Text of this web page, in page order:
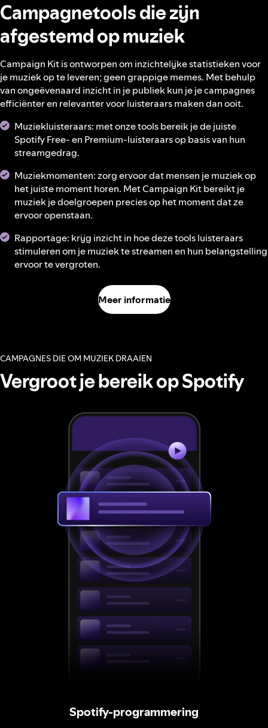
Campagnetools die zijn
afgestemd op muziek
Campaign Kit is ontworpen om inzichtelijke statistieken voor
je muziek op te leveren; geen grappige memes. Met behulp
van ongeëvenaard inzicht in je publiek kun je je campagnes
efficiënter en relevanter voor luisteraars maken dan ooit.
Muziekluisteraars: met onze tools bereik je de juiste
Spotify Free- en Premium-luisteraars op basis van hun
streamgedrag.
Muziekmomenten: zorg ervoor dat mensen je muziek op
het juiste moment horen. Met Campaign Kit bereikt je
muziek je doelgroepen precies op het moment dat ze
ervoor openstaan.
Rapportage: krijg inzicht in hoe deze tools luisteraars
stimuleren om je muziek te streamen en hun belangstelling
ervoor te vergroten.
Meer informatie
CAMPAGNES DIE OM MUZIEK DRAAIEN
Vergroot je bereik op Spotify
Spotify-programmering